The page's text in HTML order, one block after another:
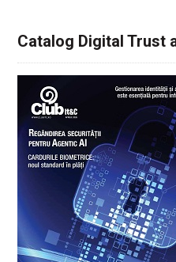
Catalog Digital Trust